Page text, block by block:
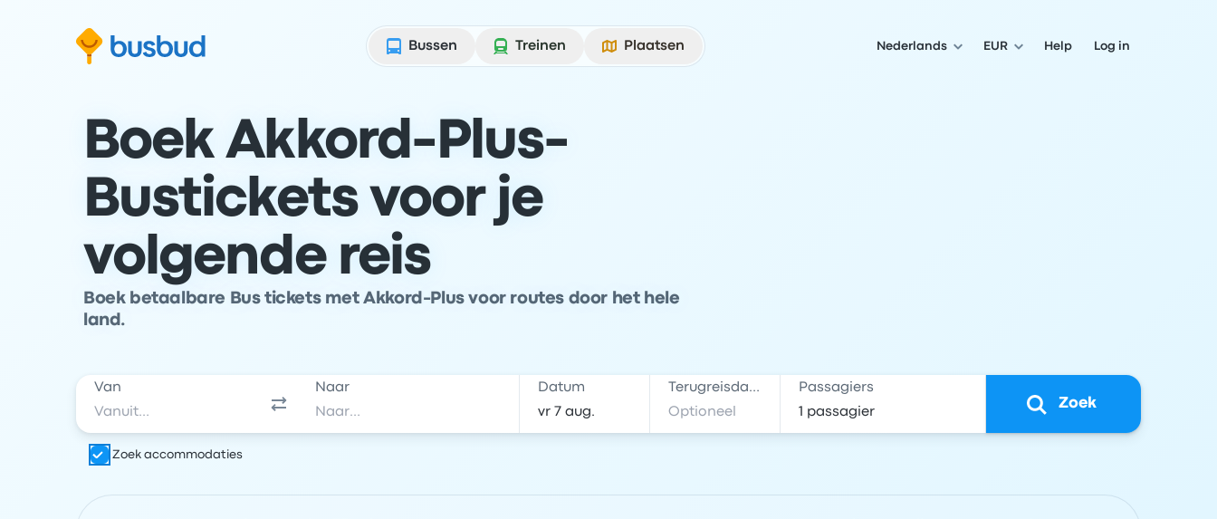
Bussen
Treinen Plaatsen Nederlands EUR Help Log in
Boek Akkord-Plus-
Bustickets voor je
volgende reis
Boek betaalbare Bus tickets met Akkord-Plus voor routes door het hele
land.
Van Naar Datum Terugreisdatum Passagiers
Zoek
Zoek accommodaties